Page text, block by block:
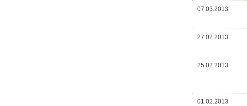
07.03.2013
27.02.2013
25.02.2013
01.02.2013